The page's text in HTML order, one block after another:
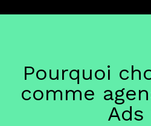
Pourquoi
comme
Ads